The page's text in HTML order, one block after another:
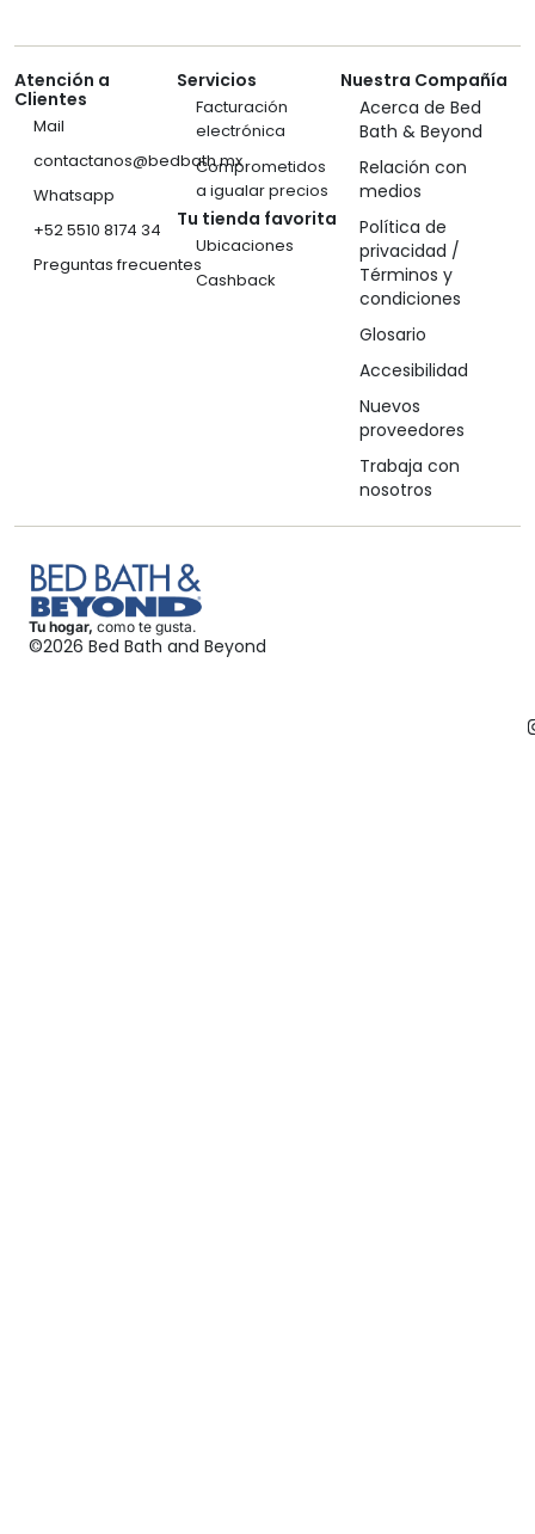
Atención a
Clientes
Mail
contactanos@bedbath.mx
Whatsapp
+52 5510 8174 34
Preguntas frecuentes
Servicios
Facturación
electrónica
Comprometidos
a igualar precios
Tu tienda favorita
Ubicaciones
Cashback
Nuestra Compañía
Acerca de Bed
Bath & Beyond
Relación con
medios
Política de
privacidad /
Términos y
condiciones
Glosario
Accesibilidad
Nuevos
proveedores
Trabaja con
nosotros
Tu hogar, como te gusta.
©2026 Bed Bath and Beyond